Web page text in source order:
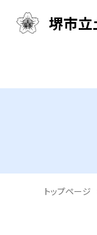
堺市
トップページ